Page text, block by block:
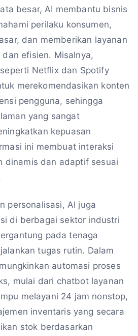
besar, AI membantu bisnis
perilaku konsumen,
dan memberikan layanan
efisien. Misalnya,
Netflix dan Spotify
merekomendasikan konten
pengguna, sehingga
yang sangat
kepuasan
ini membuat interaksi
dinamis dan adaptif sesuai
personalisasi, AI juga
di berbagai sektor industri
pada tenaga
tugas rutin. Dalam
automasi proses
mulai dari chatbot layanan
melayani 24 jam nonstop,
inventaris yang secara
stok berdasarkan